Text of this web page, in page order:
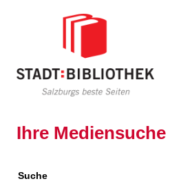
Ihre Mediensuche
Suche